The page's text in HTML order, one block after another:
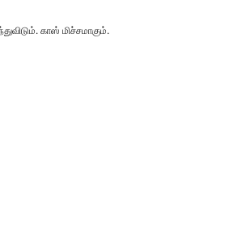
காஸ் மிச்சமாகும்.